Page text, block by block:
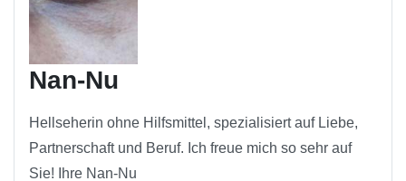
Nan-Nu
Hellseherin ohne Hilfsmittel, spezialisiert auf Liebe,
Partnerschaft und Beruf. Ich freue mich so sehr auf
Sie! Ihre Nan-Nu